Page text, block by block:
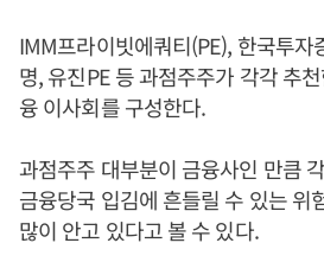
IMM프라이빗에쿼티(PE), 한국투자
명, 유진PE 등 과점주주가 각각 추
융 이사회를 구성한다.
과점주주 대부분이 금융사인 만큼
금융당국 입김에 흔들릴 수 있는 위
많이 안고 있다고 볼 수 있다.